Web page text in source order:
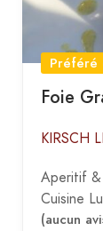
Préféré
Foie
KIRSCH
Aperitif
Cuisine
(aucun